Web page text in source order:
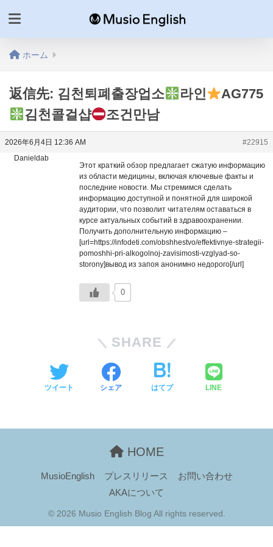
ホーム
返信先: 김천퇴폐출장업소 라인
AG775
김천콜걸샵
조건만남
2026年6月4日 12:36 AM
#22915
Danieldab
Этот краткий обзор предлагает сжатую информацию
из области медицины, включая ключевые факты и
последние новости. Мы стремимся сделать
информацию доступной и понятной для широкой
аудитории, что позволит читателям оставаться в
курсе актуальных событий в здравоохранении.
Получить дополнительную информацию –
[url=https://infodeti.com/obshhestvo/effektivnye-strategii-
pomoshhi-pri-alkogolnoj-zavisimosti-vzglyad-so-
storony]вывод из запоя анонимно недорого[/url]
0
SHARE
ツイート シェア はてブ LINE
HOME
MusioEnglish プレスリリース
お問い合わせ
AKAについて
© 2026 Musio English Blog All rights reserved.